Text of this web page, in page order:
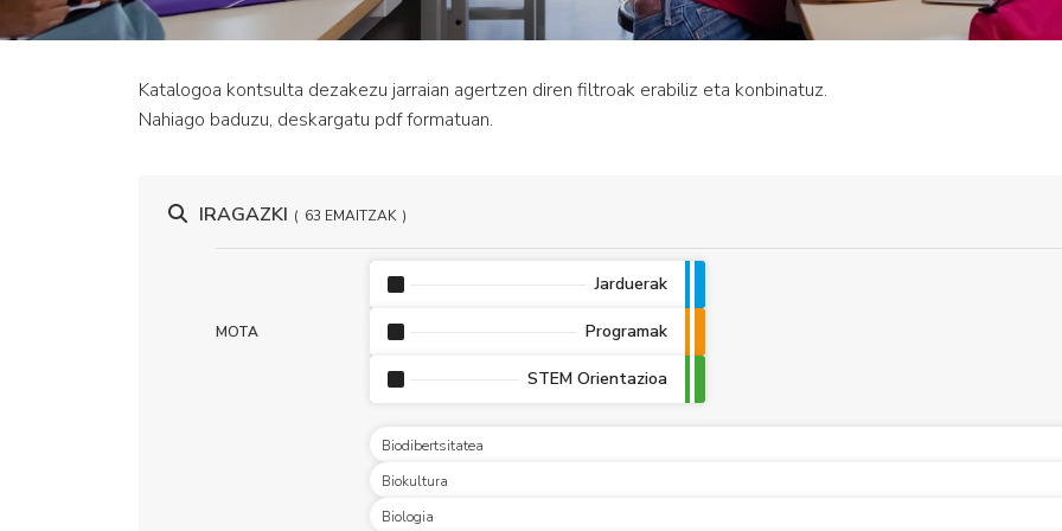
Katalogoa kontsulta dezakezu jarraian agertzen diren filtroak erabiliz eta konbinatuz.
Nahiago baduzu, deskargatu pdf formatuan.
IRAGAZKI 63 EMAITZAK
MOTA
Jarduerak
Programak
STEM Orientazioa
Biodibertsitatea
Biokultura
Biologia